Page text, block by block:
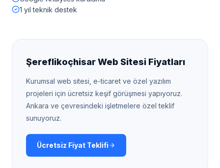
1 yıl teknik destek
ŞereflikoçhisarWeb Sitesi Fiyatları
Kurumsal web sitesi, e-ticaret ve özel yazılım
projeleri için ücretsiz keşif görüşmesi yapıyoruz.
Ankara ve çevresindeki işletmelere özel teklif
sunuyoruz.
Ücretsiz Fiyat Teklifi